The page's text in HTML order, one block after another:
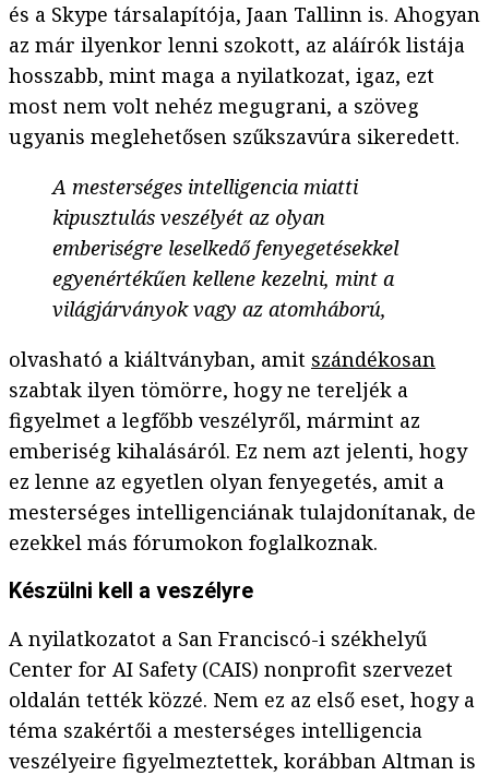
és a Skype társalapítója, Jaan Tallinn is. Ahogyan
az már ilyenkor lenni szokott, az aláírók listája
hosszabb, mint maga a nyilatkozat, igaz, ezt
most nem volt nehéz megugrani, a szöveg
ugyanis meglehetősen szűkszavúra sikeredett.
A mesterséges intelligencia miatti
kipusztulás veszélyét az olyan
emberiségre leselkedő fenyegetésekkel
egyenértékűen kellene kezelni, mint a
világjárványok vagy az atomháború,
olvasható a kiáltványban, amit szándékosan
szabtak ilyen tömörre, hogy ne tereljék a
figyelmet a legfőbb veszélyről, mármint az
emberiség kihalásáról. Ez nem azt jelenti, hogy
ez lenne az egyetlen olyan fenyegetés, amit a
mesterséges intelligenciának tulajdonítanak, de
ezekkel más fórumokon foglalkoznak.
Készülni kell a veszélyre
A nyilatkozatot a San Franciscó-i székhelyű
Center for AI Safety (CAIS) nonprofit szervezet
oldalán tették közzé. Nem ez az első eset, hogy a
téma szakértői a mesterséges intelligencia
veszélyeire figyelmeztettek, korábban Altman is